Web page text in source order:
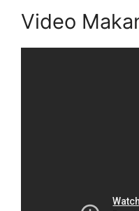
Video